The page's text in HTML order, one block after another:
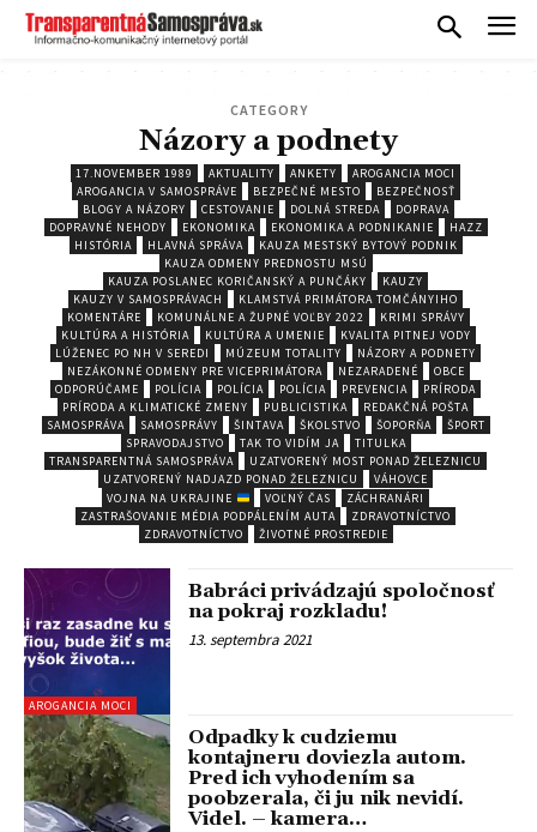
CATEGORY
Názory a podnety
17.NOVEMBER 1989 AKTUALITY ANKETY
AROGANCIA MOCI
AROGANCIA V SAMOSPRÁVE
BEZPEČNÉ MESTO
BEZPEČNOSŤ
BLOGY A NÁZORY
CESTOVANIE DOLNÁ STREDA
DOPRAVA
DOPRAVNÉ NEHODY
EKONOMIKA EKONOMIKA A PODNIKANIE
HAZZ
HISTÓRIA
HLAVNÁ SPRÁVA
KAUZA MESTSKÝ BYTOVÝ PODNIK
KAUZA ODMENY PREDNOSTU MSÚ
KAUZA POSLANEC KORIČANSKÝ A PUNČÁKY
KAUZY
KAUZY V SAMOSPRÁVACH
KLAMSTVÁ PRIMÁTORA TOMČÁNYIHO
KOMENTÁRE
KOMUNÁLNE A ŽUPNÉ VOĽBY 2022
KRIMI SPRÁVY
KULTÚRA A HISTÓRIA
KULTÚRA A UMENIE
KVALITA PITNEJ VODY
LÚŽENEC PO NH V SEREDI
MÚZEUM TOTALITY
NÁZORY A PODNETY
NEZÁKONNÉ ODMENY PRE VICEPRIMÁTORA
NEZARADENÉ
OBCE
ODPORÚČAME
POLÍCIA POLÍCIA POLÍCIA PREVENCIA
PRÍRODA
PRÍRODA A KLIMATICKÉ ZMENY
PUBLICISTIKA
REDAKČNÁ POŠTA
SAMOSPRÁVA
SAMOSPRÁVY ŠINTAVA ŠKOLSTVO ŠOPORŇA
ŠPORT
SPRAVODAJSTVO
TAK TO VIDÍM JA
TITULKA
TRANSPARENTNÁ SAMOSPRÁVA
UZATVORENÝ MOST PONAD ŽELEZNICU
UZATVORENÝ NADJAZD PONAD ŽELEZNICU
VÁHOVCE
VOJNA NA UKRAJINE
VOĽNÝ ČAS
ZÁCHRANÁRI
ZASTRAŠOVANIE MÉDIA PODPÁLENÍM AUTA
ZDRAVOTNÍCTVO
ZDRAVOTNÍCTVO
ŽIVOTNÉ PROSTREDIE
AROGANCIA MOCI
Babráci privádzajú spoločnosť
na pokraj rozkladu!
13. septembra 2021
Odpadky k cudziemu
kontajneru doviezla autom.
Pred ich vyhodením sa
poobzerala, či ju nik nevidí.
Videl. – kamera…